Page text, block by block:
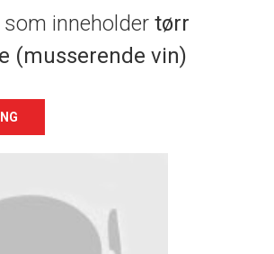
inneholder tørr
(musserende vin)